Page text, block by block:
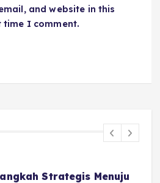
and website in this
time I comment.
Strategis Menuju